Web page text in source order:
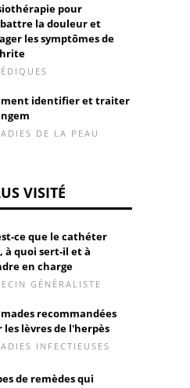
pour
la douleur et
les symptômes de
identifier et traiter
DE LA PEAU
VISITÉ
ce que le cathéter
à quoi sert-il et à
en charge
GÉNÉRALISTE
recommandées
les lèvres de l'herpès
INFECTIEUSES
de remèdes qui